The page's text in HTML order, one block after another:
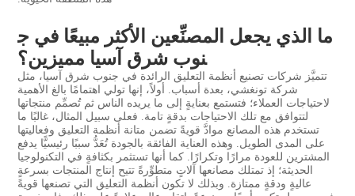
ما الذي يجعل المصنِّعين الأكثر مبيعًا في ج
نوب شرق آسيا مميزين؟
تتميَّز شركات تصنيع أنظمة التعليق الرائدة في جنوب شرق آسيا، مثل
شركة تونغشي، بعدة أسباب. أولاً، إنها تولي اهتمامًا بالغ الأهمية
لاحتياجات العملاء؛ فتستمع بعنايةٍ إلى ما يريده الناس ثم تُصمِّم منتجاتها
لتتوافق مع تلك الاحتياجات بدقةٍ تامة. فعلى سبيل المثال، غالبًا ما
تستخدم هذه المصانع موادَّ قويةً تضمن متانة أنظمة التعليق وفعاليتها
على المدى الطويل. وهذه العناية الفائقة بالجودة تُعَدُّ سببًا رئيسيًّا يدفع
المشترين للعودة مرارًا وتكرارًا. كما أنها تستثمر بكثافةٍ في التكنولوجيا
الحديثة؛ إذ تمتلك مصانعها آلاتٍ متطوِّرةً تتيح إنتاج المنتجات بسرعةٍ
عاليةٍ ودقةٍ ممتازة. وبذلك لا تكون أنظمة التعليق التي تصنعها قويةً